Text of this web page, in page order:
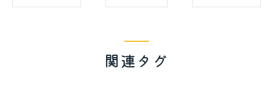
関連タグ